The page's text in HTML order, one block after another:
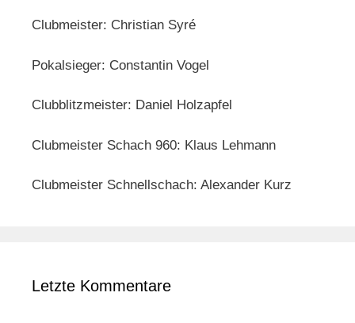
Clubmeister: Christian Syré
Pokalsieger: Constantin Vogel
Clubblitzmeister: Daniel Holzapfel
Clubmeister Schach 960: Klaus Lehmann
Clubmeister Schnellschach: Alexander Kurz
Letzte Kommentare